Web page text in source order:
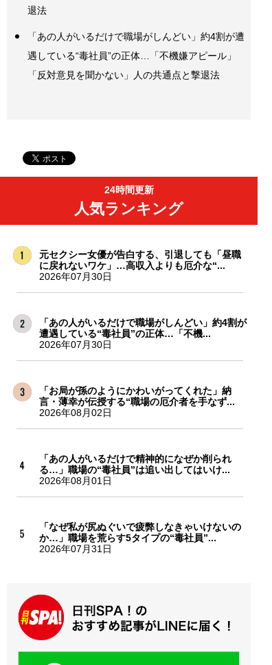
退法
「あの人がいるだけで職場がしんどい」約4割が遭
遇している“毒社員”の正体…「不機嫌アピール」
「反対意見を聞かない」人の共通点と撃退法
24時間更新
人気ランキング
元セクシー女優が告白する、引退しても「昼職
に戻れないワケ」…高収入よりも厄介な“...
2026年07月30日
「あの人がいるだけで職場がしんどい」約4割が
遭遇している“毒社員”の正体…「不機...
2026年07月30日
「お局が孫のようにかわいがってくれた」納
言・薄幸が伝授する“職場の厄介者を手なず...
2026年08月02日
「あの人がいるだけで精神的になぜか削られ
る…」職場の“毒社員”は追い出してはいけ...
2026年08月01日
「なぜ私が尻ぬぐいで疲弊しなきゃいけないの
か…」職場を荒らす5タイプの“毒社員”...
2026年07月31日